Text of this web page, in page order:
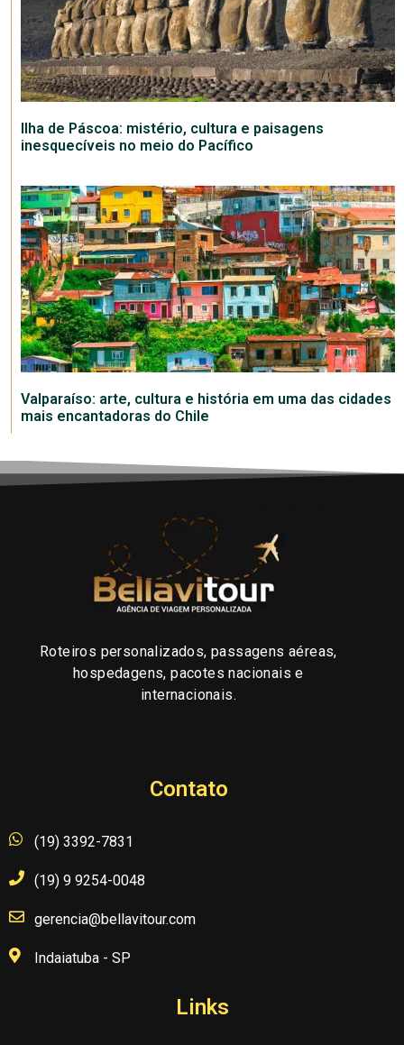
Ilha de Páscoa: mistério, cultura e paisagens
inesquecíveis no meio do Pacífico
Valparaíso: arte, cultura e história em uma das cidades
mais encantadoras do Chile
Roteiros personalizados, passagens aéreas,
hospedagens, pacotes nacionais e
internacionais.
Contato
(19) 3392-7831
(19) 9 9254-0048
gerencia@bellavitour.com
Indaiatuba - SP
Links